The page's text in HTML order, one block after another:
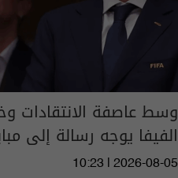
وسط عاصفة الانتقادات
الفيفا يوجه رسالة إلى
10:23 | 2026-08-05